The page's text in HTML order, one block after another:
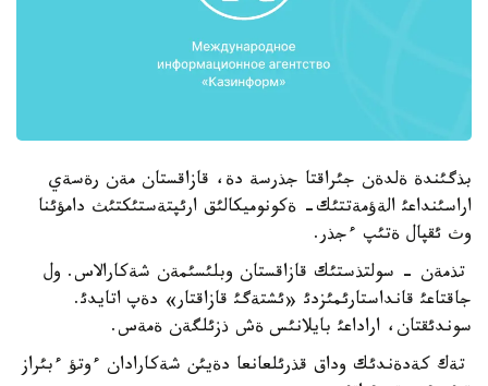
بذگئندة ةلدةن جئراقتا جذرسة دة، قازاقستان مةن رةسةي
اراسئنداعئ الةؤمةتتئك- ةكونوميكالئق ارئپتةستئكتئث دامؤئنا
وث ئقپال ةتئپ ءجذر.
تذمةن - سولتذستئك قازاقستان وبلئسئمةن شةكارالاس. ول
جاقتاعئ قانداستارئمئزدئ «ئشتةگئ قازاقتار» دةپ اتايدئ.
سوندئقتان، اراداعئ بايلانئس ةش ذزئلگةن ةمةس.
تةك كةدةندئك وداق قذرئلعانعا دةيئن شةكارادان ءوتؤ ءبئراز